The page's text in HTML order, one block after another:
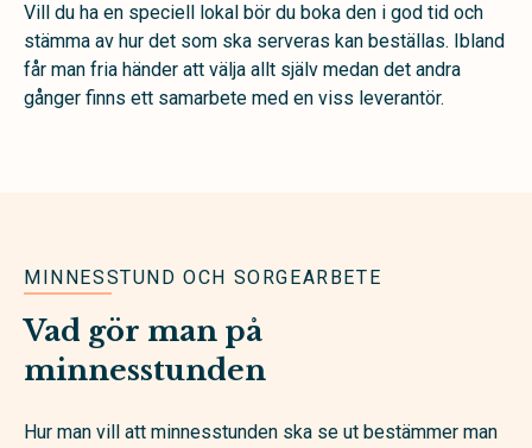
Vill du ha en speciell lokal bör du boka den i god tid och
stämma av hur det som ska serveras kan beställas. Ibland
får man fria händer att välja allt själv medan det andra
gånger finns ett samarbete med en viss leverantör.
MINNESSTUND OCH SORGEARBETE
Vad gör man på
minnesstunden
Hur man vill att minnesstunden ska se ut bestämmer man